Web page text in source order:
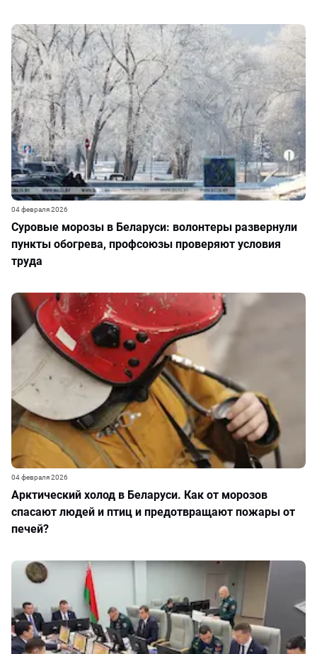
Суровые морозы в Беларуси: волонтеры развернули
пункты обогрева, профсоюзы проверяют условия
труда
04 февраля 2026
Арктический холод в Беларуси. Как от морозов
спасают людей и птиц и предотвращают пожары от
печей?
04 февраля 2026